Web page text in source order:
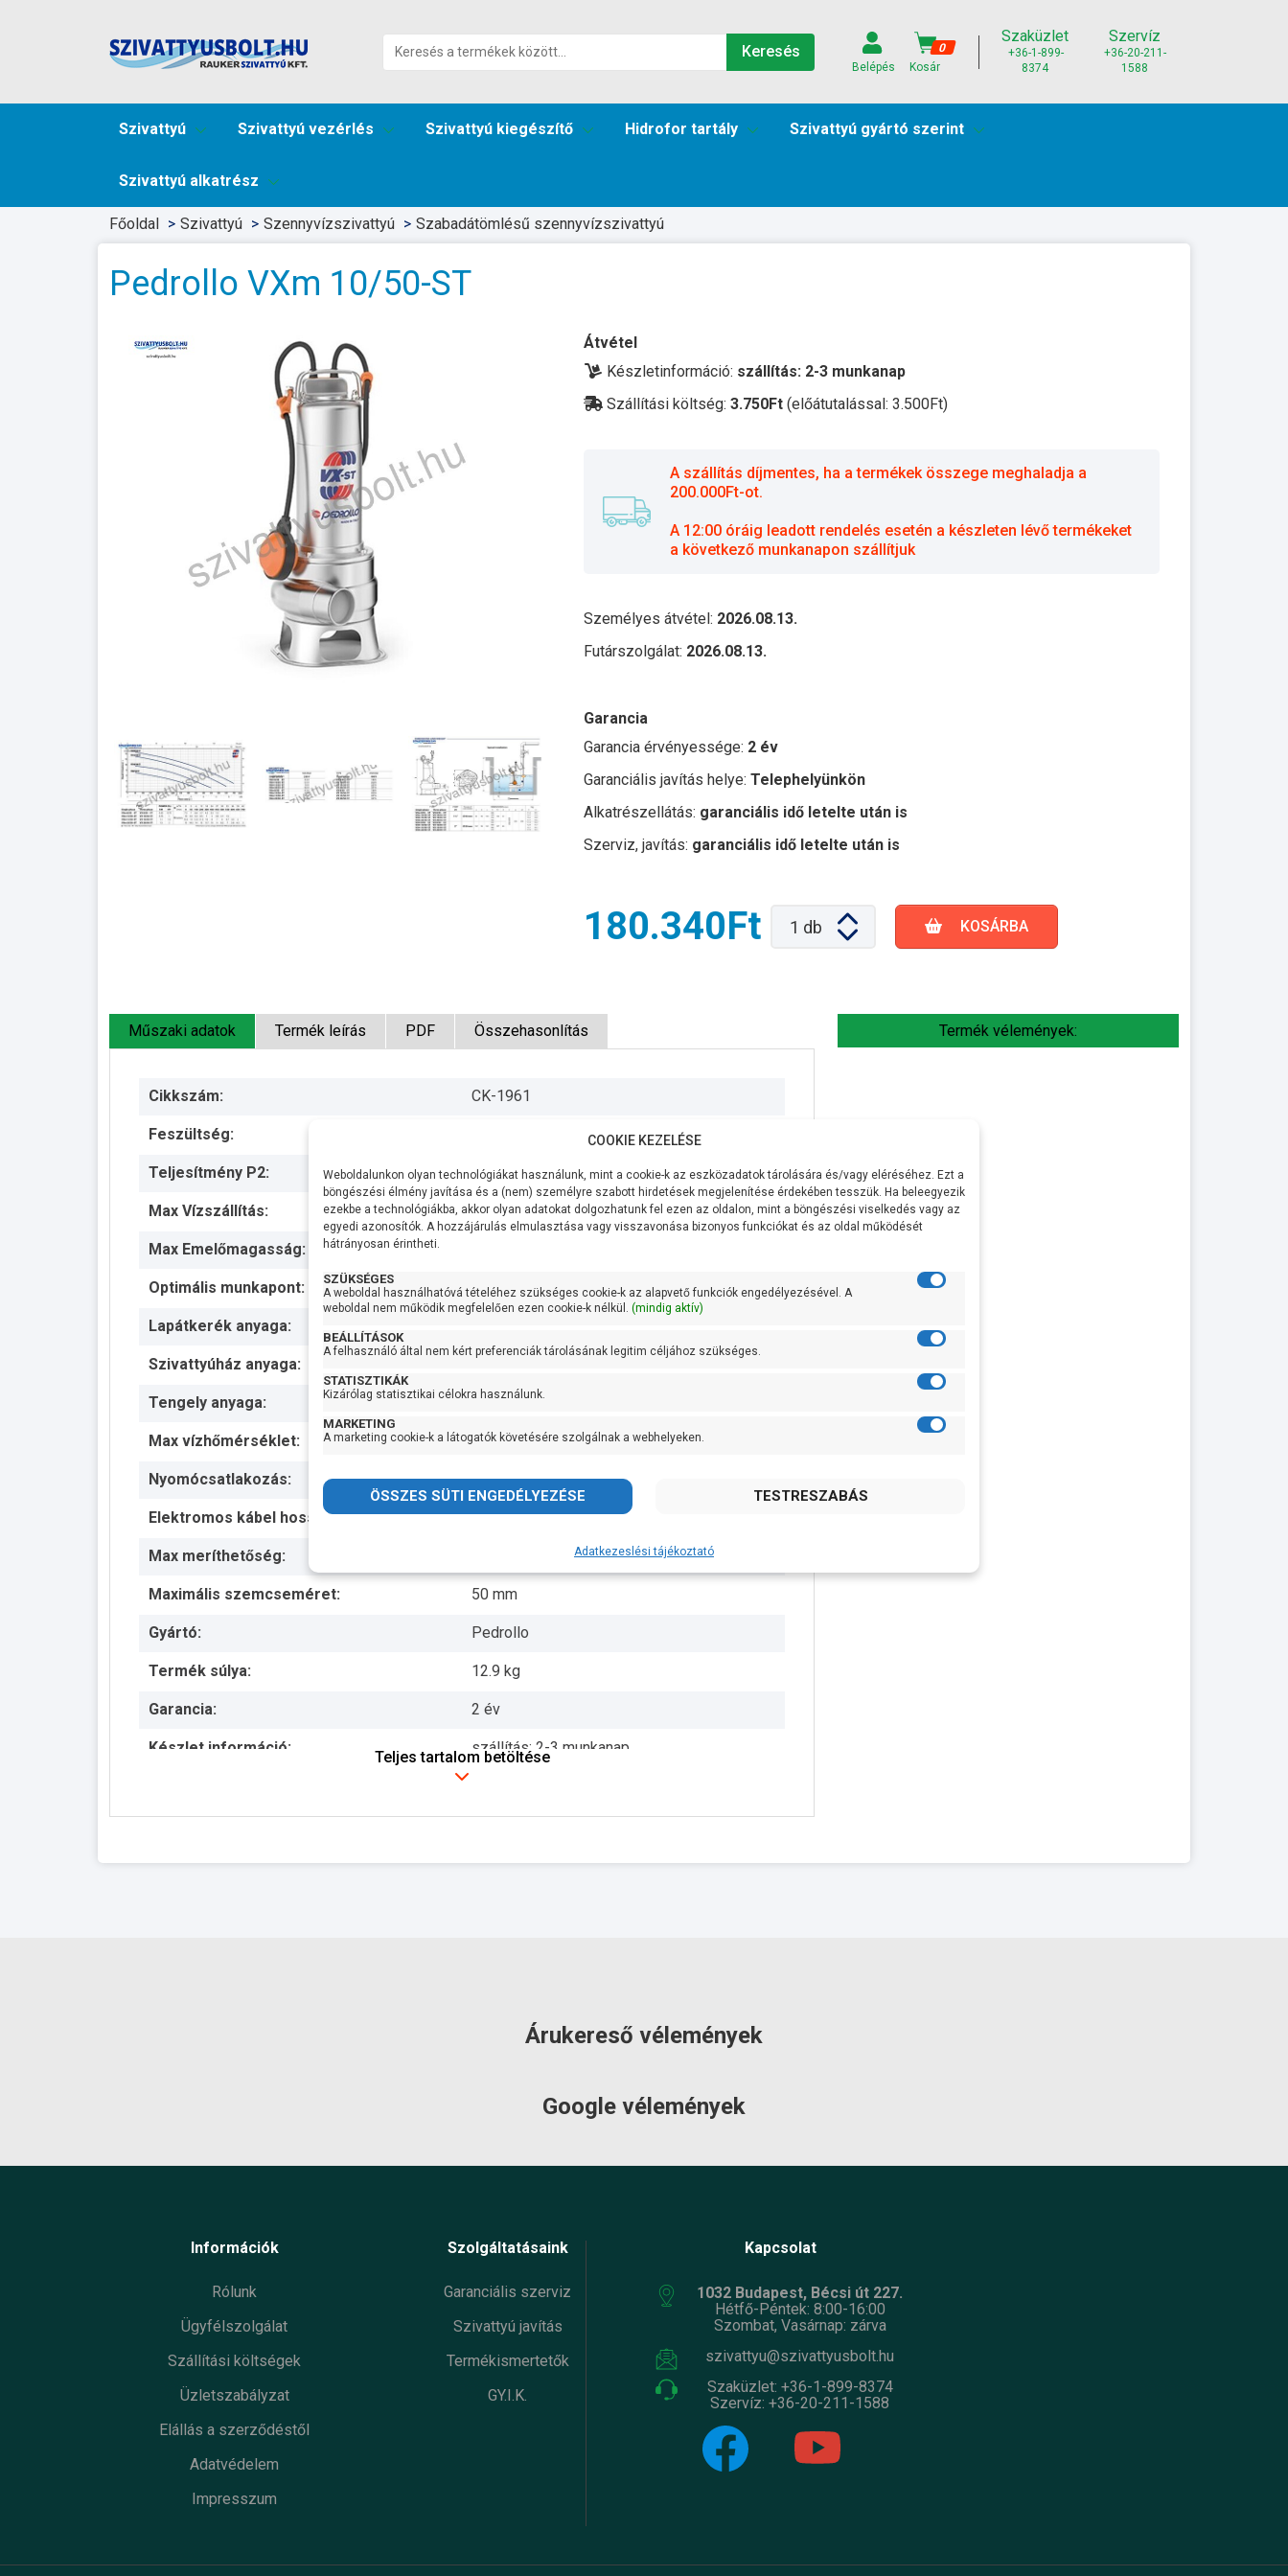
Keresés
Belépés
0
Kosár
Szaküzlet
+36-1-899-
8374
Szervíz
+36-20-211-
1588
Szivattyú Szivattyú vezérlés Szivattyú kiegészítő Hidrofor tartály Szivattyú gyártó szerint
Szivattyú alkatrész
Főoldal Szivattyú Szennyvízszivattyú Szabadátömlésű szennyvízszivattyú
Pedrollo VXm 10/50-ST
Átvétel
Készletinformáció: szállítás: 2-3 munkanap
Szállítási költség: 3.750Ft (előátutalással: 3.500Ft)
A szállítás díjmentes, ha a termékek összege meghaladja a
200.000Ft-ot.
A 12:00 óráig leadott rendelés esetén a készleten lévő termékeket
a következő munkanapon szállítjuk
Személyes átvétel: 2026.08.13.
Futárszolgálat: 2026.08.13.
Garancia
Garancia érvényessége: 2 év
Garanciális javítás helye: Telephelyünkön
Alkatrészellátás: garanciális idő letelte után is
Szerviz, javítás: garanciális idő letelte után is
180.340Ft 1 db KOSÁRBA
Műszaki adatok Termék leírás PDF Összehasonlítás
Cikkszám: CK-1961
Feszültség:
Teljesítmény P2: 750W
Max Vízszállítás: 550 liter/perc
Max Emelőmagasság:
Optimális munkapont: 5 méteren 400 liter/perc
Lapátkerék anyaga:
Szivattyúház anyaga: AISI 304 rozsdamentes acél
Tengely anyaga: AISI 431 rozsdamentes acél
Max vízhőmérséklet: + 40 fok
Nyomócsatlakozás: 2 coll
Elektromos kábel hossza: 10 méter
Max meríthetőség:
Maximális szemcseméret: 50 mm
Gyártó: Pedrollo
Termék súlya: 12.9 kg
Garancia: 2 év
Készlet információ: szállítás: 2-3 munkanap
Teljes tartalom betöltése
Termék vélemények:
Árukereső vélemények
Google vélemények
Információk
Rólunk
Ügyfélszolgálat
Szállítási költségek
Üzletszabályzat
Elállás a szerződéstől
Adatvédelem
Impresszum
Szolgáltatásaink
Garanciális szerviz
Szivattyú javítás
Termékismertetők
GY.I.K.
Kapcsolat
1032 Budapest, Bécsi út 227.
Hétfő-Péntek: 8:00-16:00
Szombat, Vasárnap: zárva
szivattyu@szivattyusbolt.hu
Szaküzlet: +36-1-899-8374
Szervíz: +36-20-211-1588
COOKIE KEZELÉSE
Weboldalunkon olyan technológiákat használunk, mint a cookie-k az eszközadatok tárolására és/vagy eléréséhez. Ezt a
böngészési élmény javítása és a (nem) személyre szabott hirdetések megjelenítése érdekében tesszük. Ha beleegyezik
ezekbe a technológiákba, akkor olyan adatokat dolgozhatunk fel ezen az oldalon, mint a böngészési viselkedés vagy az
egyedi azonosítók. A hozzájárulás elmulasztása vagy visszavonása bizonyos funkciókat és az oldal működését
hátrányosan érintheti.
SZÜKSÉGES
A weboldal használhatóvá tételéhez szükséges cookie-k az alapvető funkciók engedélyezésével. A
weboldal nem működik megfelelően ezen cookie-k nélkül. (mindig aktív)
BEÁLLÍTÁSOK
A felhasználó által nem kért preferenciák tárolásának legitim céljához szükséges.
STATISZTIKÁK
Kizárólag statisztikai célokra használunk.
MARKETING
A marketing cookie-k a látogatók követésére szolgálnak a webhelyeken.
Adatkezeslési tájékoztató